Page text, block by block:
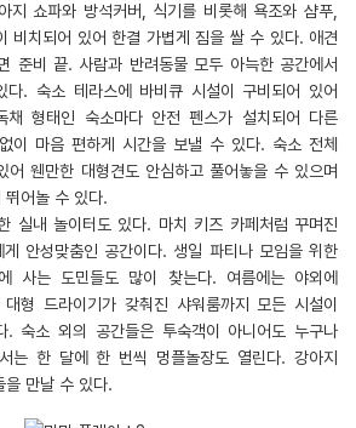
지 쇼파와 방석커버, 식기를 비롯해 욕조와 샴푸,
비치되어 있어 한결 가볍게 짐을 쌀 수 있다. 애견
준비 끝. 사람과 반려동물 모두 아늑한 공간에서
. 숙소 테라스에 바비큐 시설이 구비되어 있어
채 형태인 숙소마다 안전 펜스가 설치되어 다른
이 마음 편하게 시간을 보낼 수 있다. 숙소 전체
어 웬만한 대형견도 안심하고 풀어놓을 수 있으며
뛰어놀 수 있다.
실내 놀이터도 있다. 마치 키즈 카페처럼 꾸며진
게 안성맞춤인 공간이다. 생일 파티나 모임을 위한
사는 도민들도 많이 찾는다. 여름에는 야외에
형 드라이기가 갖춰진 샤워룸까지 모든 시설이
. 숙소 외의 공간들은 투숙객이 아니어도 누구나
는 한 달에 한 번씩 멍플놀장도 열린다. 강아지
을 만날 수 있다.